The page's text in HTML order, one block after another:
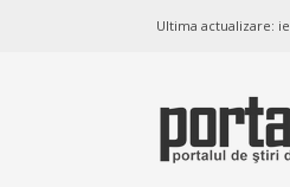
Ultima actualizare: